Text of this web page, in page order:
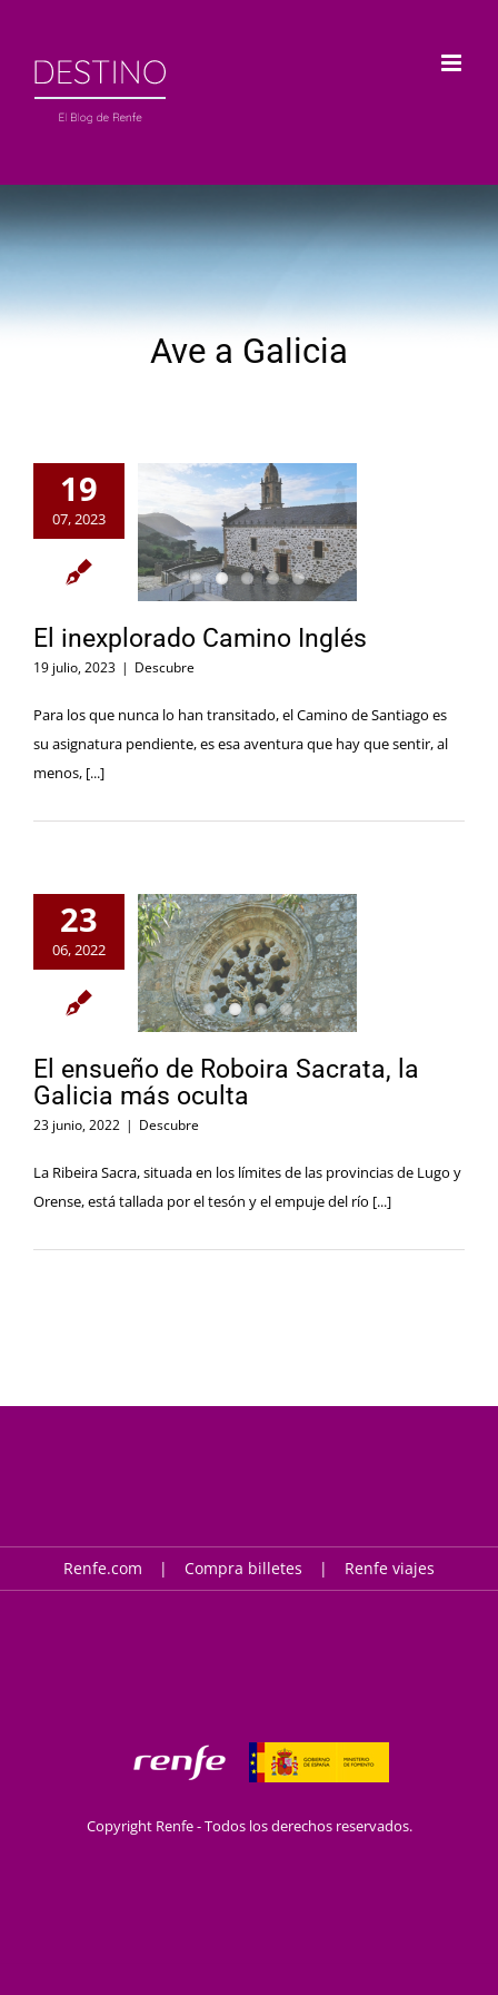
contenido
Ave a Galicia
19
07, 2023
El inexplorado Camino Inglés
19 julio, 2023 | Descubre
Para los que nunca lo han transitado, el Camino de Santiago es
su asignatura pendiente, es esa aventura que hay que sentir, al
menos, [...]
23
06, 2022
El ensueño de Roboira Sacrata, la
Galicia más oculta
23 junio, 2022 | Descubre
La Ribeira Sacra, situada en los límites de las provincias de Lugo y
Orense, está tallada por el tesón y el empuje del río [...]
Renfe.com Compra billetes Renfe viajes
Copyright Renfe - Todos los derechos reservados.